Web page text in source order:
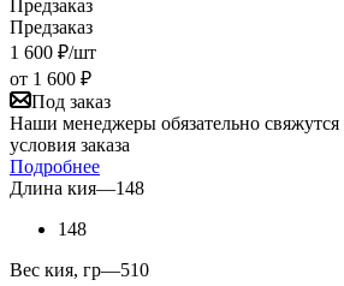
Предзаказ
Предзаказ
1 600 ₽/шт
от 1 600 ₽
Под заказ
Наши менеджеры обязательно свяжутся
условия заказа
Подробнее
Длина кия—148
148
Вес кия, гр—510